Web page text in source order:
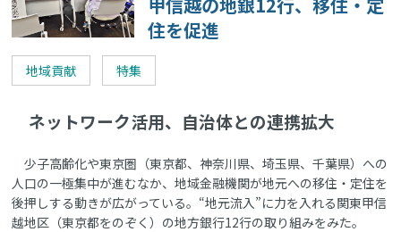
住を促進
地域貢献 特集
ネットワーク活用、自治体との連携拡大
少子高齢化や東京圏（東京都、神奈川県、埼玉県、千葉県）への
人口の一極集中が進むなか、地域金融機関が地元への移住・定住を
後押しする動きが広がっている。“地元流入”に力を入れる関東甲信
越地区（東京都をのぞく）の地方銀行12行の取り組みをみた。